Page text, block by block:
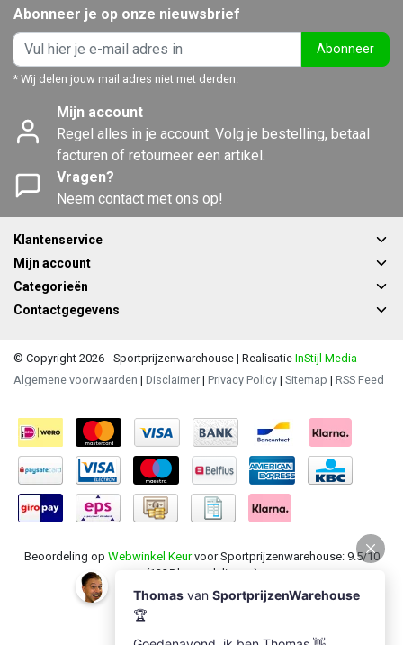
Abonneer je op onze nieuwsbrief
Abonneer
* Wij delen jouw mail adres niet met derden.
Mijn account
Regel alles in je account. Volg je bestelling, betaal
facturen of retourneer een artikel.
Vragen?
Neem contact met ons op!
Klantenservice
Mijn account
Categorieën
Contactgegevens
© Copyright 2026 - Sportprijzenwarehouse | Realisatie InStijl Media
Algemene voorwaarden | Disclaimer | Privacy Policy | Sitemap | RSS Feed
Beoordeling op Webwinkel Keurvoor Sportprijzenwarehouse: 9.5/10
(1235 beoordelingen)